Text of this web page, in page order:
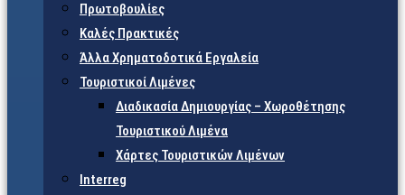
Πρωτοβουλίες
Καλές Πρακτικές
Άλλα Χρηματοδοτικά Εργαλεία
Τουριστικοί Λιμένες
Διαδικασία Δημιουργίας – Χωροθέτησης
Τουριστικού Λιμένα
Χάρτες Τουριστικών Λιμένων
Interreg